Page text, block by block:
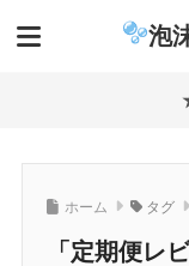
泡
ホーム タグ
「定期便レ